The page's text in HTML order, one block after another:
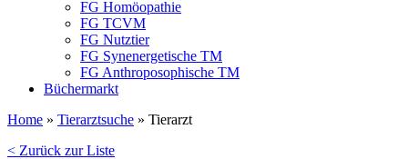
FG Homöopathie
FG TCVM
FG Nutztier
FG Synenergetische TM
FG Anthroposophische TM
Büchermarkt
Home » Tierarztsuche » Tierarzt
< Zurück zur Liste